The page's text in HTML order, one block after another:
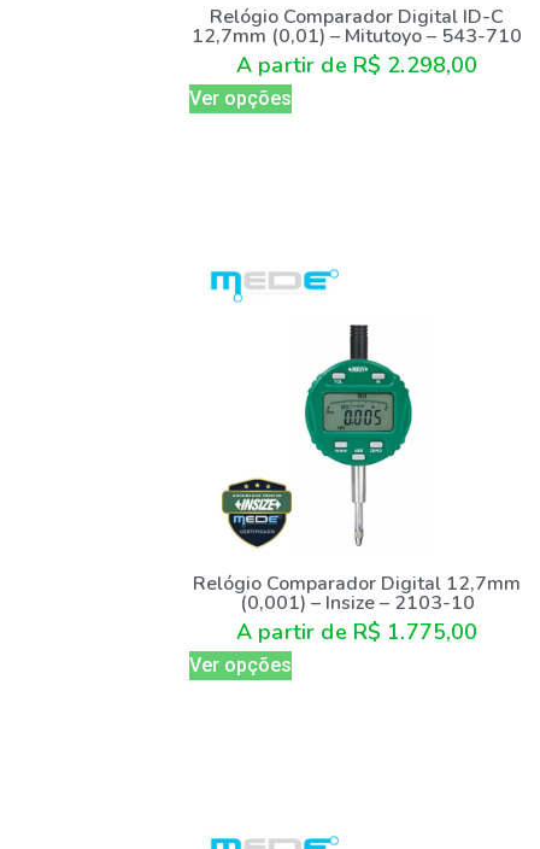
Relógio Comparador Digital ID-C
12,7mm (0,01) – Mitutoyo – 543-710
A partir de R$ 2.298,00
Ver opções
Relógio Comparador Digital 12,7mm
(0,001) – Insize – 2103-10
A partir de R$ 1.775,00
Ver opções